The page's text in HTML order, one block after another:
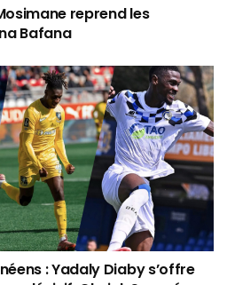
reprend les
Bafana
: Yadaly Diaby s’offre